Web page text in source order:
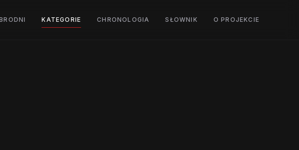
KATEGORIE CHRONOLOGIA SŁOWNIK O PROJEKCIE